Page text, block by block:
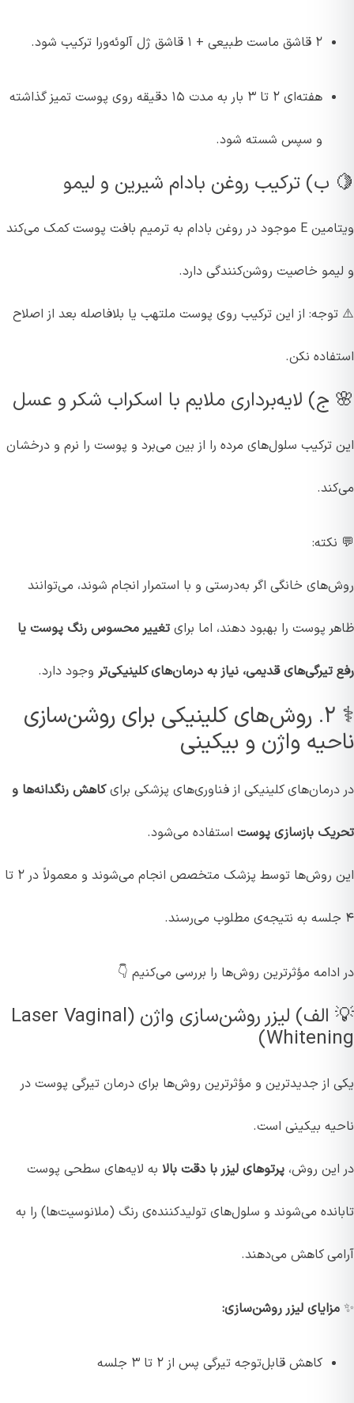
۲ قاشق ماست طبیعی + ۱ قاشق ژل آلوئه‌ورا ترکیب شود.
هفته‌ای ۲ تا ۳ بار به مدت ۱۵ دقیقه روی پوست تمیز گذاشته
و سپس شسته شود.
🍋 ب) ترکیب روغن بادام شیرین و لیمو
ویتامین E موجود در روغن بادام به ترمیم بافت پوست کمک می‌کند
و لیمو خاصیت روشن‌کنندگی دارد.
⚠️ توجه: از این ترکیب روی پوست ملتهب یا بلافاصله بعد از اصلاح
استفاده نکن.
🌸 ج) لایه‌برداری ملایم با اسکراب شکر و عسل
این ترکیب سلول‌های مرده را از بین می‌برد و پوست را نرم و درخشان
می‌کند.
💬 نکته:
روش‌های خانگی اگر به‌درستی و با استمرار انجام شوند، می‌توانند
ظاهر پوست را بهبود دهند، اما برای تغییر محسوس رنگ پوست یا
رفع تیرگی‌های قدیمی، نیاز به درمان‌های کلینیکی‌تر وجود دارد.
⚕️ ۲. روش‌های کلینیکی برای روشن‌سازی
ناحیه واژن و بیکینی
در درمان‌های کلینیکی از فناوری‌های پزشکی برایکاهش رنگدانه‌ها و
تحریک بازسازی پوست استفاده می‌شود.
این روش‌ها توسط پزشک متخصص انجام می‌شوند و معمولاً در ۲ تا
۴ جلسه به نتیجه‌ی مطلوب می‌رسند.
در ادامه مؤثرترین روش‌ها را بررسی می‌کنیم 👇
💡 الف) لیزر روشن‌سازی واژن (Laser Vaginal
Whitening)
یکی از جدیدترین و مؤثرترین روش‌ها برای درمان تیرگی پوست در
ناحیه بیکینی است.
در این روش، پرتوهای لیزر با دقت بالا به لایه‌های سطحی پوست
تابانده می‌شوند و سلول‌های تولیدکننده‌ی رنگ (ملانوسیت‌ها) را به
آرامی کاهش می‌دهند.
✨ مزایای لیزر روشن‌سازی:
کاهش قابل‌توجه تیرگی پس از ۲ تا ۳ جلسه